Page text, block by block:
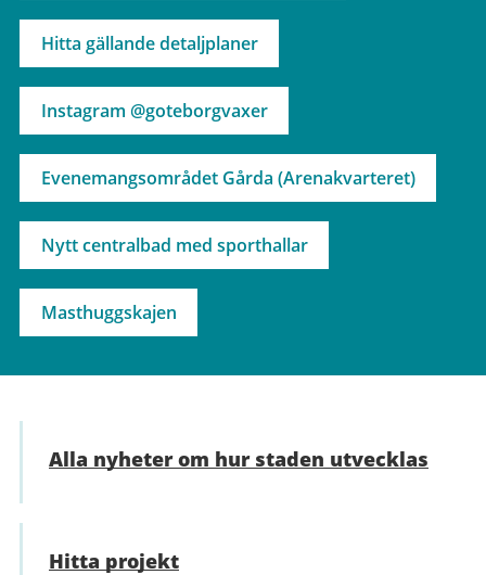
Hitta gällande detaljplaner
Instagram @goteborgvaxer
Evenemangsområdet Gårda (Arenakvarteret)
Nytt centralbad med sporthallar
Masthuggskajen
Alla nyheter om hur staden utvecklas
Hitta projekt